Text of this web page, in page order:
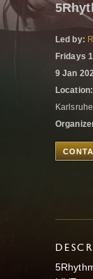
Led by:
Fridays
9 Jan
Location: